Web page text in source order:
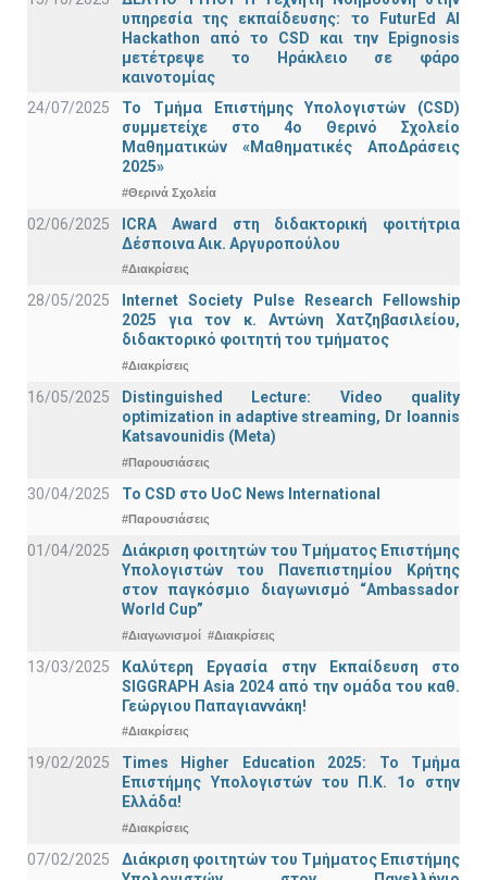
υπηρεσία της εκπαίδευσης: το FuturEd AI
Hackathon από το CSD και την Epignosis
μετέτρεψε το Ηράκλειο σε φάρο
καινοτομίας
24/07/2025
Το Τμήμα Επιστήμης Υπολογιστών (CSD)
συμμετείχε στο 4ο Θερινό Σχολείο
Μαθηματικών «Μαθηματικές ΑποΔράσεις
2025»
#Θερινά Σχολεία
02/06/2025
ICRA Award στη διδακτορική φοιτήτρια
Δέσποινα Αικ. Αργυροπούλου
#Διακρίσεις
28/05/2025
Internet Society Pulse Research Fellowship
2025 για τον κ. Αντώνη Χατζηβασιλείου,
διδακτορικό φοιτητή του τμήματος
#Διακρίσεις
16/05/2025
Distinguished Lecture: Video quality
optimization in adaptive streaming, Dr Ioannis
Katsavounidis (Meta)
#Παρουσιάσεις
30/04/2025 To CSD στο UoC News International
#Παρουσιάσεις
01/04/2025
Διάκριση φοιτητών του Τμήματος Επιστήμης
Υπολογιστών του Πανεπιστημίου Κρήτης
στον παγκόσμιο διαγωνισμό “Ambassador
World Cup”
#Διαγωνισμοί #Διακρίσεις
13/03/2025
Καλύτερη Εργασία στην Εκπαίδευση στο
SIGGRAPH Asia 2024 από την ομάδα του καθ.
Γεώργιου Παπαγιαννάκη!
#Διακρίσεις
19/02/2025
Times Higher Education 2025: Το Τμήμα
Επιστήμης Υπολογιστών του Π.Κ. 1ο στην
Ελλάδα!
#Διακρίσεις
07/02/2025
Διάκριση φοιτητών του Τμήματος Επιστήμης